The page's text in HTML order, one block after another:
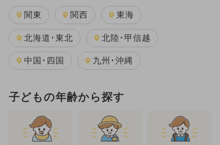
関東 関西 東海
北海道･東北 北陸･甲信越
中国･四国 九州･沖縄
子どもの年齢から探す